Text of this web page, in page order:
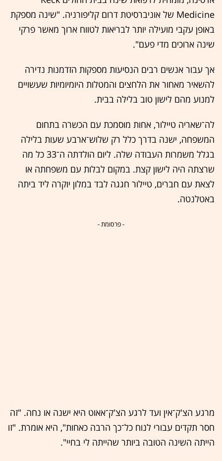
Medicine של אוניברסיטת דרום קליפורניה. "שינה מספקת
באופן עקבי מועילה יותר לבריאות לטווח ארוך מאשר פרקי
שינה ארוכים מדי פעם".
אך עבור אנשים רבים הנסיעות מספקות הזדמנות נדירה
להשאיר מאחור את הלחצים והמטלות היומיומיות שעשויים
למנוע מהם לישון טוב בלילה בבית.
לה־שאריה טיילור, אחות מוסמכת עם הכשרה בתחום
המשפחה, ישנה בדרך כלל רק שלוש־ארבע שעות בלילה
בגלל משמרות העבודה שלה. ליום הולדתה ה־33 כל מה
שרצתה היה לישון קצת. במקום לבלות עם משפחתה או
לצאת עם חברים, טיילור חגגה לבד במלון יוקרה ליד ביתה
באטלנטה.
- פרסומת -
מרגע הצ'ק־אין ועד לרגע הצ'ק־אאוט היא ישנה או נחה. "זה
חסר תקדים עבורי לנוח כל־כך הרבה כאחות", היא אומרת. "זו
הייתה השינה הטובה ביותר שהייתה לי בחיי".